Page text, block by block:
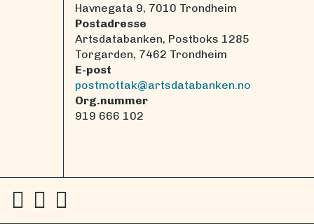
Havnegata 9, 7010 Trondheim
Postadresse
Artsdatabanken, Postboks 1285
Torgarden, 7462 Trondheim
E-post
postmottak@artsdatabanken.no
Org.nummer
919 666 102